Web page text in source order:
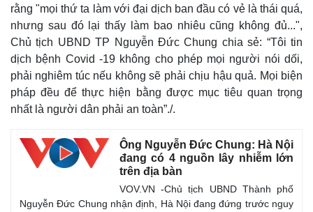
rằng "mọi thứ ta làm với đại dịch ban đầu có vẻ là thái quá,
nhưng sau đó lại thấy làm bao nhiêu cũng không đủ...",
Chủ tịch UBND TP Nguyễn Đức Chung chia sẻ: “Tôi tin
dịch bệnh Covid -19 không cho phép mọi người nói dối,
phải nghiêm túc nếu không sẽ phải chịu hậu quả. Mọi biện
pháp đều để thực hiện bằng được mục tiêu quan trọng
nhất là người dân phải an toàn”./.
Ông Nguyễn Đức Chung: Hà Nội
đang có 4 nguồn lây nhiễm lớn
trên địa bàn
VOV.VN -Chủ tịch UBND Thành phố
Nguyễn Đức Chung nhận định, Hà Nội đang đứng trước nguy